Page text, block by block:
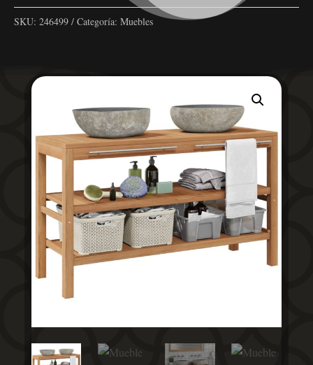
SKU: 246499 Categoría: Muebles